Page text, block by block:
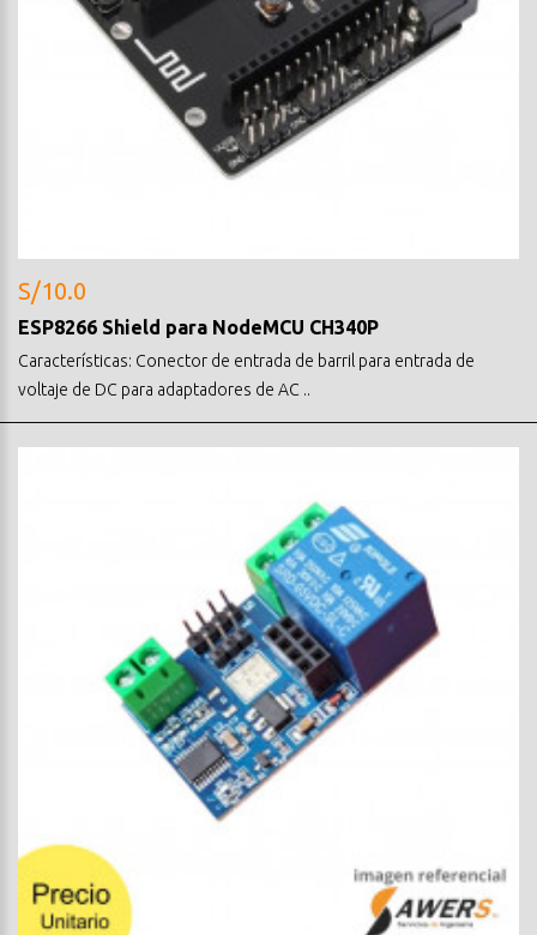
S/10.0
ESP8266 Shield para NodeMCU CH340P
Características: Conector de entrada de barril para entrada de
voltaje de DC para adaptadores de AC ..